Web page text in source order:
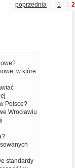
poprzednia 1 2
w które
Polsce?
Wrocławiu
standardy